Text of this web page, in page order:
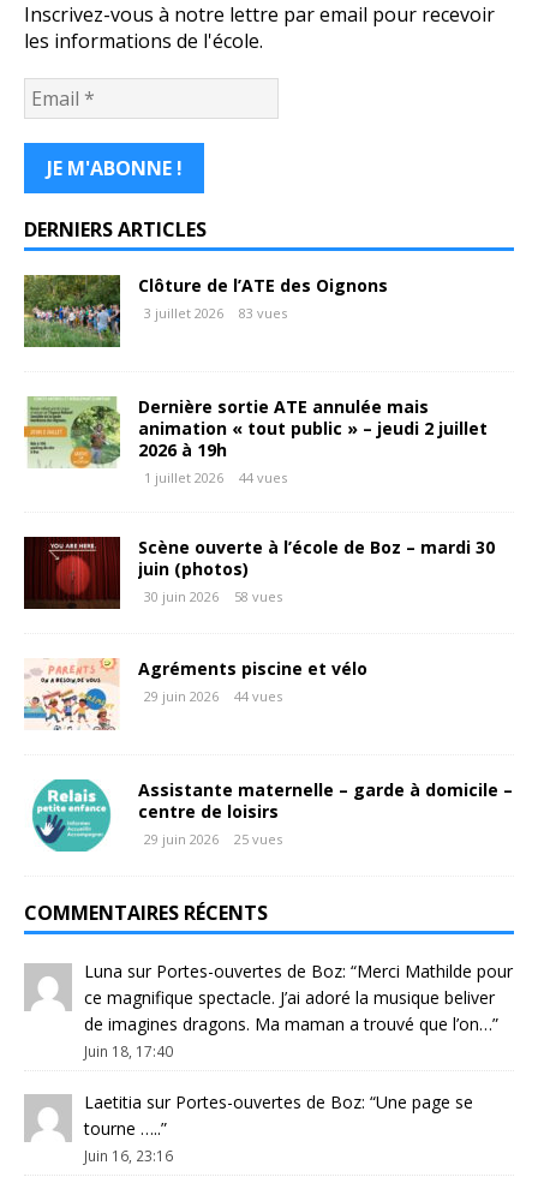
Inscrivez-vous à notre lettre par email pour recevoir
les informations de l'école.
DERNIERS ARTICLES
Clôture de l’ATE des Oignons
3 juillet 2026 83 vues
Dernière sortie ATE annulée mais
animation « tout public » – jeudi 2 juillet
2026 à 19h
1 juillet 2026 44 vues
Scène ouverte à l’école de Boz – mardi 30
juin (photos)
30 juin 2026 58 vues
Agréments piscine et vélo
29 juin 2026 44 vues
Assistante maternelle – garde à domicile –
centre de loisirs
29 juin 2026 25 vues
COMMENTAIRES RÉCENTS
Luna sur Portes-ouvertes de Boz: “Merci Mathilde pour
ce magnifique spectacle. J’ai adoré la musique beliver
de imagines dragons. Ma maman a trouvé que l’on…”
Juin 18, 17:40
Laetitia sur Portes-ouvertes de Boz: “Une page se
tourne …..”
Juin 16, 23:16